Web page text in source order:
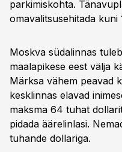
parkimiskohta.
omavalitsusehitada
Moskva südalinnas
maalapikese eest välja
Märksa vähem peavad
kesklinnas elavad
maksma 64 tuhat
pidada äärelinlasi.
tuhande dollariga.